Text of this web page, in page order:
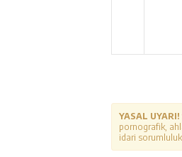
YASAL UYARI!
pornografik,
idari